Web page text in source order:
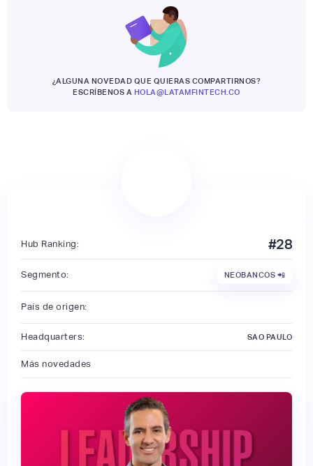
¿ALGUNA NOVEDAD QUE QUIERAS COMPARTIRNOS?
ESCRÍBENOS A HOLA@LATAMFINTECH.CO
Hub Ranking: #28
Segmento: NEOBANCOS 📲
País de origen:
Headquarters: SAO PAULO
Más novedades